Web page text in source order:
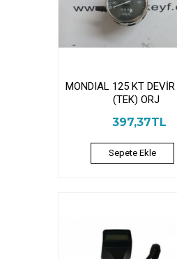
MONDIAL 125 KT
(TEK) ORJ
397,37TL
Sepete Ekle